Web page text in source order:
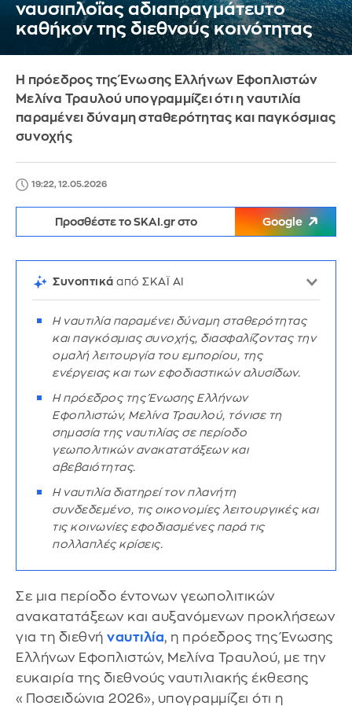
ναυσιπλοΐας αδιαπραγμάτευτο
καθήκον της διεθνούς κοινότητας
H πρόεδρος της Ένωσης Ελλήνων Εφοπλιστών
Μελίνα Τραυλού υπογραμμίζει ότι η ναυτιλία
παραμένει δύναμη σταθερότητας και παγκόσμιας
συνοχής
19:22, 12.05.2026
Προσθέστε το SKAI.gr στο Google
Συνοπτικά από ΣΚΑΪ AI
Η ναυτιλία παραμένει δύναμη σταθερότητας
και παγκόσμιας συνοχής, διασφαλίζοντας την
ομαλή λειτουργία του εμπορίου, της
ενέργειας και των εφοδιαστικών αλυσίδων.
Η πρόεδρος της Ένωσης Ελλήνων
Εφοπλιστών, Μελίνα Τραυλού, τόνισε τη
σημασία της ναυτιλίας σε περίοδο
γεωπολιτικών ανακατατάξεων και
αβεβαιότητας.
Η ναυτιλία διατηρεί τον πλανήτη
συνδεδεμένο, τις οικονομίες λειτουργικές και
τις κοινωνίες εφοδιασμένες παρά τις
πολλαπλές κρίσεις.
Σε μια περίοδο έντονων γεωπολιτικών
ανακατατάξεων και αυξανόμενων προκλήσεων
για τη διεθνή ναυτιλία, η πρόεδρος της Ένωσης
Ελλήνων Εφοπλιστών, Μελίνα Τραυλού, με την
ευκαιρία της διεθνούς ναυτιλιακής έκθεσης
«Ποσειδώνια 2026», υπογραμμίζει ότι η